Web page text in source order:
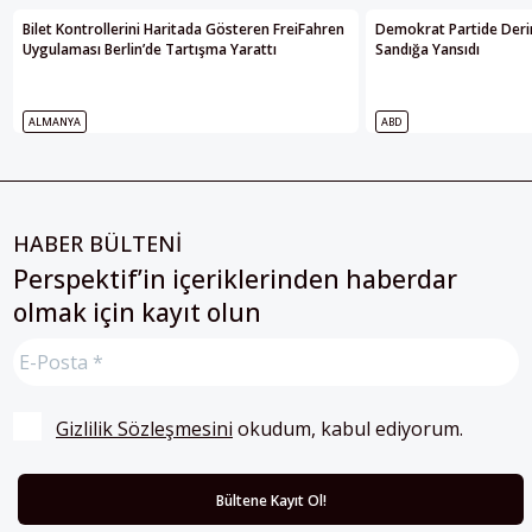
Bilet Kontrollerini Haritada Gösteren FreiFahren
Uygulaması Berlin’de Tartışma Yarattı
ALMANYA
Demokrat Partide
Sandığa Yansıdı
ABD
HABER BÜLTENİ
Perspektif’in içeriklerinden haberdar
olmak için kayıt olun
Gizlilik Sözleşmesini okudum, kabul ediyorum.